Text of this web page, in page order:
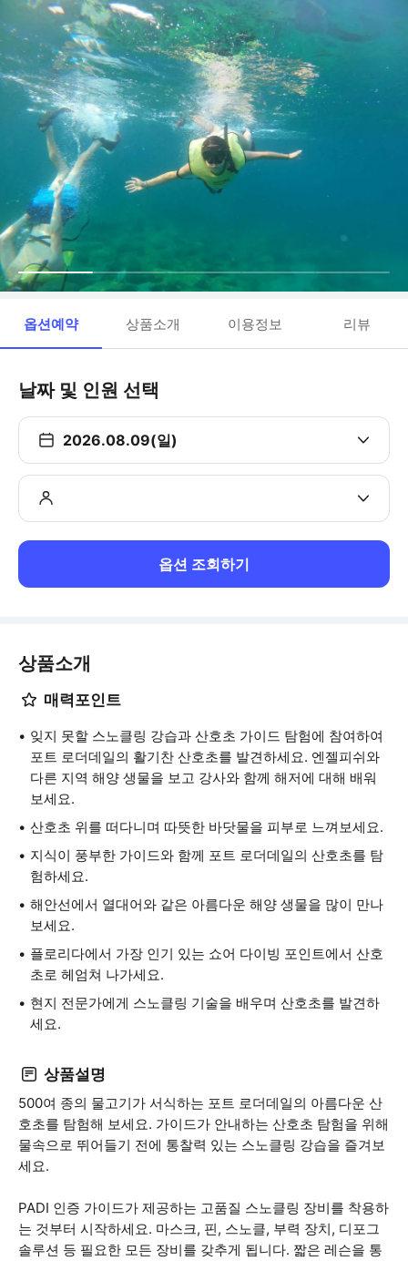
옵션예약 상품소개 이용정보 리뷰
날짜 및 인원 선택
2026.08.09(일)
옵션 조회하기
상품소개
매력포인트
잊지 못할 스노클링 강습과 산호초 가이드 탐험에 참여하여
포트 로더데일의 활기찬 산호초를 발견하세요. 엔젤피쉬와
다른 지역 해양 생물을 보고 강사와 함께 해저에 대해 배워
보세요.
산호초 위를 떠다니며 따뜻한 바닷물을 피부로 느껴보세요.
지식이 풍부한 가이드와 함께 포트 로더데일의 산호초를 탐
험하세요.
해안선에서 열대어와 같은 아름다운 해양 생물을 많이 만나
보세요.
플로리다에서 가장 인기 있는 쇼어 다이빙 포인트에서 산호
초로 헤엄쳐 나가세요.
현지 전문가에게 스노클링 기술을 배우며 산호초를 발견하
세요.
상품설명
500여 종의 물고기가 서식하는 포트 로더데일의 아름다운 산
호초를 탐험해 보세요. 가이드가 안내하는 산호초 탐험을 위해
물속으로 뛰어들기 전에 통찰력 있는 스노클링 강습을 즐겨보
세요.
PADI 인증 가이드가 제공하는 고품질 스노클링 장비를 착용하
는 것부터 시작하세요. 마스크, 핀, 스노클, 부력 장치, 디포그
솔루션 등 필요한 모든 장비를 갖추게 됩니다. 짧은 레슨을 통